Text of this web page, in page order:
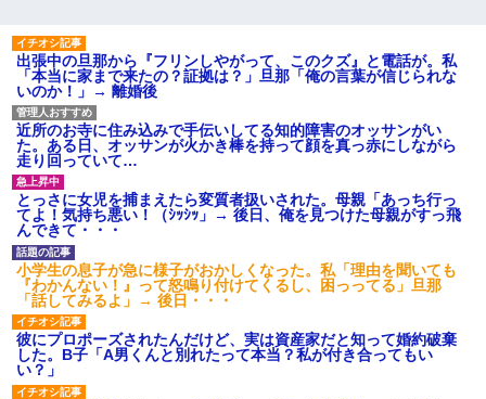
出張中の旦那から『フリンしやがって、このクズ』と電話が。私
「本当に家まで来たの？証拠は？」旦那「俺の言葉が信じられな
いのか！」→ 離婚後
近所のお寺に住み込みで手伝いしてる知的障害のオッサンがい
た。ある日、オッサンが火かき棒を持って顔を真っ赤にしながら
走り回っていて…
とっさに女児を捕まえたら変質者扱いされた。母親「あっち行っ
てよ！気持ち悪い！（ｼｯｼｯ」→ 後日、俺を見つけた母親がすっ飛
んできて・・・
小学生の息子が急に様子がおかしくなった。私「理由を聞いても
『わかんない！』って怒鳴り付けてくるし、困っってる」旦那
「話してみるよ」→ 後日・・・
彼にプロポーズされたんだけど、実は資産家だと知って婚約破棄
した。B子「A男くんと別れたって本当？私が付き合ってもい
い？」